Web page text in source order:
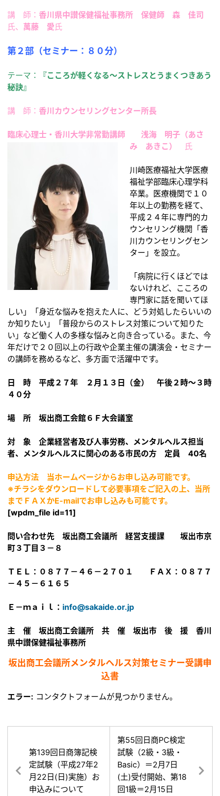
講 師： 香川県中讃保健福祉事務所 保健師 森 佳司
氏、 萬藤 愛氏
第２部（セミナー：８０分）
テーマ：
『こころが軽くなる～ストレスとうまくつきあう
秘訣』
講 師： 香川カウンセリングセンター所長
臨床心理士・香川大学非常勤講師
浅海 明子（あさ
み あきこ）
氏
川崎医療福祉大学医療
福祉学部臨床心理学科
卒業。医療機関で１０
年以上の勤務を経て、
平成２４年に専門的カ
ウンセリング機関「香
川カウンセリングセン
ター」を設立。
「病院に行くほどでは
ないけれど、こころの
専門家に話を聞いてほ
しい」「身近な悩みを抱えた人に、どう対処したらいいの
か知りたい」「普段からのストレス対策について知りた
い」など働く人の多様な悩みと向き合っている。また、今
年だけで２０回以上の行政や企業主催の講演会・セミナー
の講師を務めるなど、多方面で活躍中です。
日 時 平成２７年 ２月１３日（金） 午後２時～３時
４０分
場 所 坂出商工会館６Ｆ大会議室
対 象 企業経営者及び人事労務、メンタルヘルス担当
者、メンタルヘルスに関心のある市民の方 定員 40名
申込方法 当ホームページからお申し込み可能です。
※チラシをダウンロードして必要事項をご記入の上、当所
までＦＡＸかE-mailでお申し込みも可能です。
[wpdm_file id=11]
問い合わせ先 坂出商工会議所 経営支援課 坂出市京
町３丁目３－８
ＴＥＬ：０８７７－４６－２７０１ ＦＡＸ：０８７７
－４５－６１６５
Ｅ－ｍａｉｌ： info@sakaide.or.jp
主 催 坂出商工会議所 共 催 坂出市 後 援 香川
県中讃保健福祉事務所
坂出商工会議所メンタルヘルス対策セミナー受講申
込書
エラー: コンタクトフォームが見つかりません。
第139回日商簿記検
定試験（平成27年2
月22日(日)実施）お
申込みについて
第55回日商PC検定
試験（2級・3級・
Basic）＝2月7日
(土)受付開始、第18
回1級＝2月15日